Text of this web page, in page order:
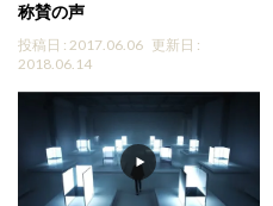
称賛の声
投稿日 : 2017.06.06 更新日 :
2018.06.14